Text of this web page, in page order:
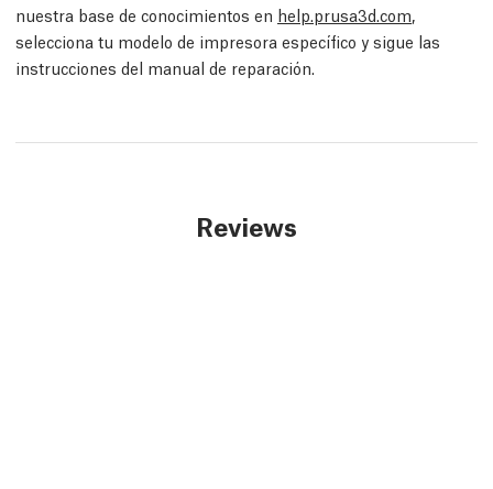
nuestra base de conocimientos en help.prusa3d.com,
selecciona tu modelo de impresora específico y sigue las
instrucciones del manual de reparación.
Reviews